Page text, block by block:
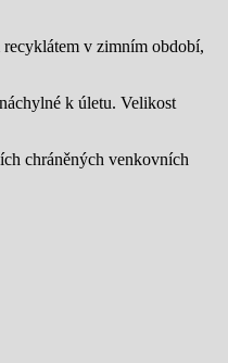
v zimním období,
k úletu. Velikost
chráněných venkovních